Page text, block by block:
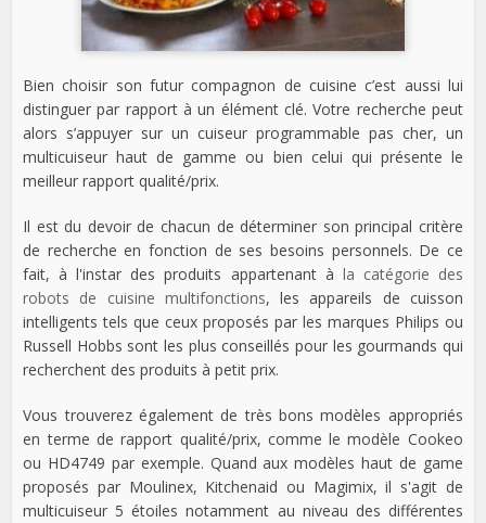
Bien choisir son futur compagnon de cuisine c’est aussi lui
distinguer par rapport à un élément clé. Votre recherche peut
alors s’appuyer sur un cuiseur programmable pas cher, un
multicuiseur haut de gamme ou bien celui qui présente le
meilleur rapport qualité/prix.
Il est du devoir de chacun de déterminer son principal critère
de recherche en fonction de ses besoins personnels. De ce
fait, à l'instar des produits appartenant à la catégorie des
robots de cuisine multifonctions, les appareils de cuisson
intelligents tels que ceux proposés par les marques Philips ou
Russell Hobbs sont les plus conseillés pour les gourmands qui
recherchent des produits à petit prix.
Vous trouverez également de très bons modèles appropriés
en terme de rapport qualité/prix, comme le modèle Cookeo
ou HD4749 par exemple. Quand aux modèles haut de game
proposés par Moulinex, Kitchenaid ou Magimix, il s'agit de
multicuiseur 5 étoiles notamment au niveau des différentes